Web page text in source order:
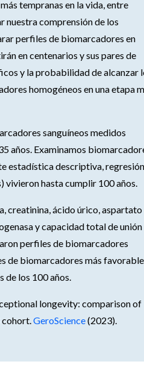
tempranas en la vida, entre
nuestra comprensión de los
perfiles de biomarcadores en
en centenarios y sus pares de
y la probabilidad de alcanzar
homogéneos en una etapa
sanguíneos medidos
años. Examinamos
estadística descriptiva, regresión
hasta cumplir 100 años.
creatinina, ácido úrico, aspartato
y capacidad total de unión
perfiles de biomarcadores
de biomarcadores más
los 100 años.
longevity: comparison of
GeroScience(2023).